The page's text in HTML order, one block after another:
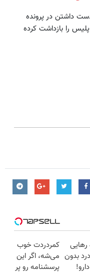
یارد ۲۱ مظنون به دست داشتن در پرونده
را بازداشت کرده
رهایی
بدون
کمردردت خوب
می‌شه، اگر این
پرسشنامه رو پر